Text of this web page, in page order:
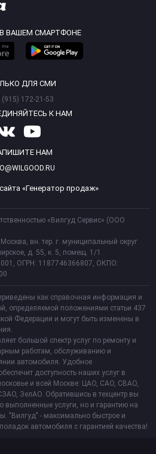
В ВАШЕМ СМАРТФОНЕ
ДЛЯ СМИ
(915) 172-21-53
К НАМ
НАМ
«Генератор продаж»
«Вилгуд Сервис» (ООО
вн. тер. г. муниципальный округ
д. 55, к. 5, помещ. 1/1.
ОГРН: 1187746366807, ОКПО:
как справочная информация и
определяемой положениями статьи 437
Федерации и могут быть изменены в
большой спектр услуг по ремонту и
работам, обслуживанию и
автомобиля. Удобное
доступность наших услуг в
и всей Москве: ЦАО, САО, СВАО,
ЗелАО. Обратившись в техцентр вы
выполненные услуги, но и гарантию на
"Вилгуд" - максимально быстрое и
автомобиля с гарантией качества!